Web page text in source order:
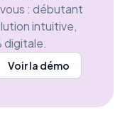
: débutant
intuitive,
digitale.
Voir la démo